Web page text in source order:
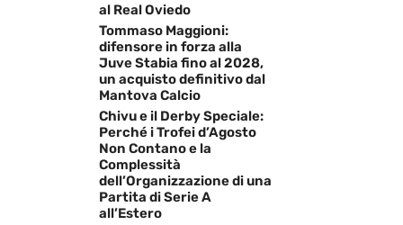
al Real Oviedo
Tommaso Maggioni:
difensore in forza alla
Juve Stabia fino al 2028,
un acquisto definitivo dal
Mantova Calcio
Chivu e il Derby Speciale:
Perché i Trofei d’Agosto
Non Contano e la
Complessità
dell’Organizzazione di una
Partita di Serie A
all’Estero